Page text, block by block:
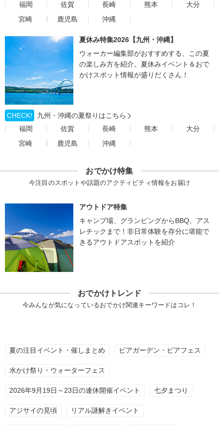
福岡
佐賀 長崎 熊本
大分
宮崎
鹿児島 沖縄
夏休み特集2026【九州・沖縄】
ウォーカー編集部がおすすめする、この夏
の楽しみ方を紹介。夏休みイベント＆おで
かけスポット情報が盛りだくさん！
CHECK!
九州・沖縄の夏祭りはこちら
福岡
佐賀 長崎 熊本
大分
宮崎
鹿児島 沖縄
おでかけ特集
今注目のスポットや話題のアクティビティ情報をお届け
アウトドア特集
キャンプ場、グランピングからBBQ、アス
レチックまで！非日常体験を存分に堪能で
きるアウトドアスポットを紹介
おでかけトレンド
今みんなが気になっているおでかけ関連キーワードはコレ！
夏の注目イベント・催しまとめ ビアガーデン・ビアフェス
水かけ祭り・ウォーターフェス
2026年9月19日～23日の連休開催イベント 七夕まつり
アジサイの見頃 リアル謎解きイベント